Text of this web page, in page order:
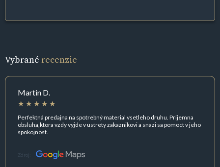
Vybrané recenzie
Martin D.
Perfektná predajna na spotrebný material vsetleho druhu. Prijemna
obsluha,ktora vzdy vyjde v ustrety zakaznikovi a snazi sa pomoct v jeho
spokojnost.
Zdroj: